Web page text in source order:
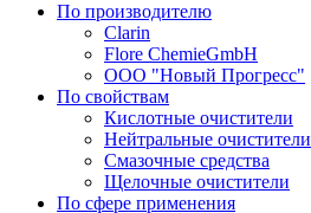
По производителю
Clarin
Flore ChemieGmbH
ООО "Новый Прогресс"
По свойствам
Кислотные очистители
Нейтральные очистители
Смазочные средства
Щелочные очистители
По сфере применения